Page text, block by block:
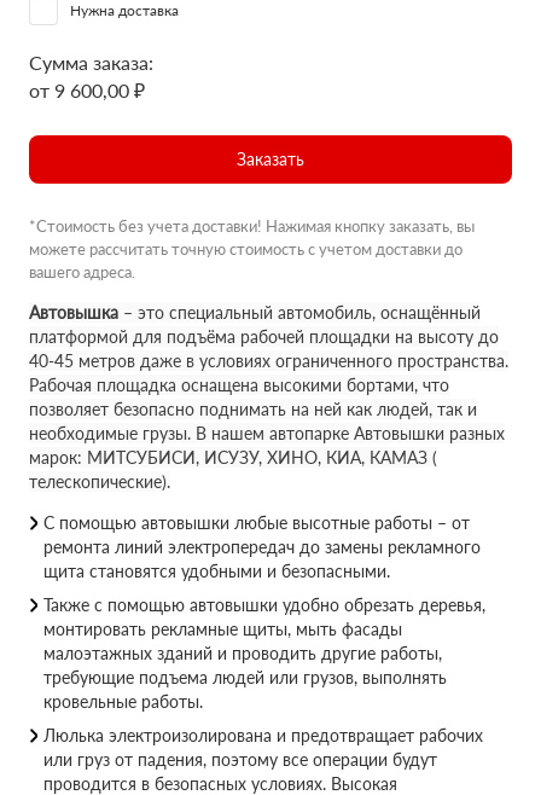
Нужна доставка
Сумма заказа:
от 9 600,00 ₽
Заказать
*Стоимость без учета доставки! Нажимая кнопку заказать, вы
можете рассчитать точную стоимость с учетом доставки до
вашего адреса.
Автовышка – это специальный автомобиль, оснащённый
платформой для подъёма рабочей площадки на высоту до
40-45 метров даже в условиях ограниченного пространства.
Рабочая площадка оснащена высокими бортами, что
позволяет безопасно поднимать на ней как людей, так и
необходимые грузы. В нашем автопарке Автовышки разных
марок: МИТСУБИСИ, ИСУЗУ, ХИНО, КИА, КАМАЗ (
телескопические).
С помощью автовышки любые высотные работы – от
ремонта линий электропередач до замены рекламного
щита становятся удобными и безопасными.
Также с помощью автовышки удобно обрезать деревья,
монтировать рекламные щиты, мыть фасады
малоэтажных зданий и проводить другие работы,
требующие подъема людей или грузов, выполнять
кровельные работы.
Люлька электроизолирована и предотвращает рабочих
или груз от падения, поэтому все операции будут
проводится в безопасных условиях. Высокая